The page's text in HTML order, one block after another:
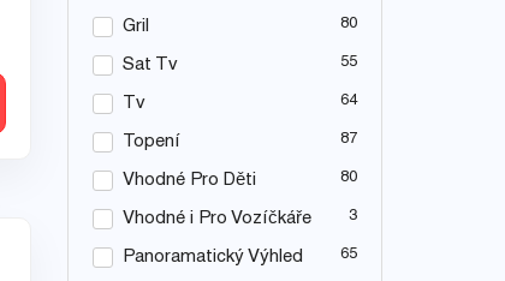
Gril 80
Sat Tv 55
Tv 64
Topení 87
Vhodné Pro Děti 80
Vhodné i Pro Vozíčkáře 3
Panoramatický Výhled 65